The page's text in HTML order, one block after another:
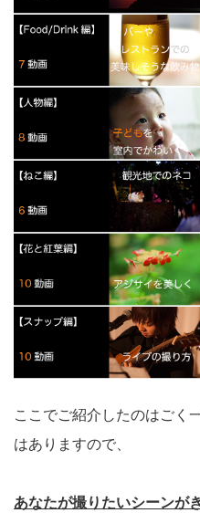
ここでご紹介したのはごく
はありますので、
あなたが撮りたいシーンが